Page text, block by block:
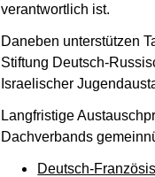
verantwortlich ist.
Daneben unterstützen
Stiftung Deutsch-
Israelischer
Langfristige
Dachverbands
Deutsch-